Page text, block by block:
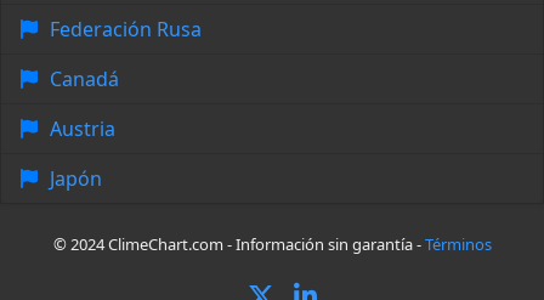
Federación Rusa
Canadá
Austria
Japón
© 2024 ClimeChart.com - Información sin garantía -Términos